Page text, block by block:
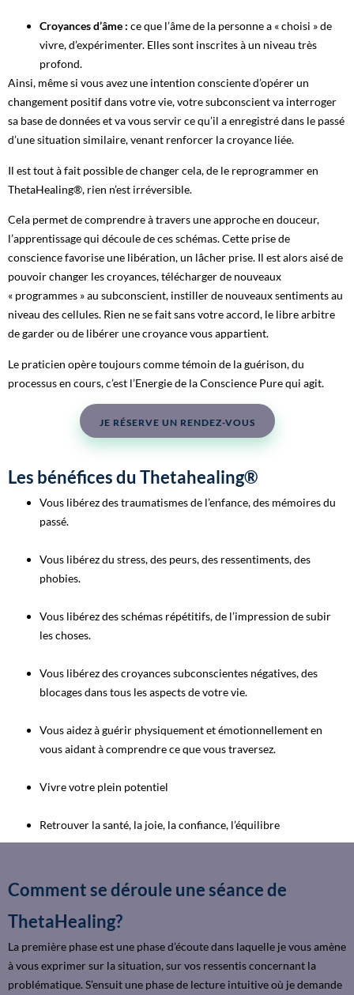
Croyances d’âme : ce que l’âme de la personne a « choisi » de
vivre, d’expérimenter. Elles sont inscrites à un niveau très
profond.
Ainsi, même si vous avez une intention consciente d’opérer un
changement positif dans votre vie, votre subconscient va interroger
sa base de données et va vous servir ce qu’il a enregistré dans le passé
d’une situation similaire, venant renforcer la croyance liée.
Il est tout à fait possible de changer cela, de le reprogrammer en
ThetaHealing®, rien n’est irréversible.
Cela permet de comprendre à travers une approche en douceur,
l’apprentissage qui découle de ces schémas. Cette prise de
conscience favorise une libération, un lâcher prise. Il est alors aisé de
pouvoir changer les croyances, télécharger de nouveaux
« programmes » au subconscient, instiller de nouveaux sentiments au
niveau des cellules. Rien ne se fait sans votre accord, le libre arbitre
de garder ou de libérer une croyance vous appartient.
Le praticien opère toujours comme témoin de la guérison, du
processus en cours, c’est l’Energie de la Conscience Pure qui agit.
JE RÉSERVE UN RENDEZ-VOUS
Les bénéfices du Thetahealing®
Vous libérez des traumatismes de l’enfance, des mémoires du
passé.
Vous libérez du stress, des peurs, des ressentiments, des
phobies.
Vous libérez des schémas répétitifs, de l’impression de subir
les choses.
Vous libérez des croyances subconscientes négatives, des
blocages dans tous les aspects de votre vie.
Vous aidez à guérir physiquement et émotionnellement en
vous aidant à comprendre ce que vous traversez.
Vivre votre plein potentiel
Retrouver la santé, la joie, la confiance, l’équilibre
Comment se déroule une séance de
ThetaHealing?
La première phase est une phase d’écoute dans laquelle je vous amène
à vous exprimer sur la situation, sur vos ressentis concernant la
problématique. S’ensuit une phase de lecture intuitive où je demande